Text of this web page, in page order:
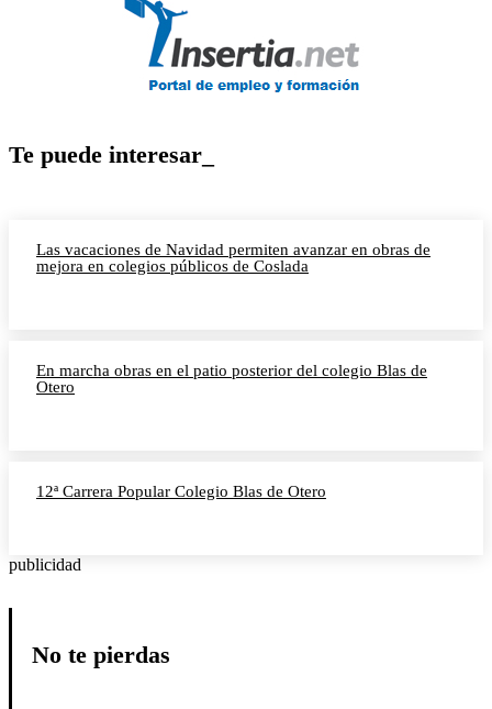
Te puede interesar_
Las vacaciones de Navidad permiten avanzar en obras de
mejora en colegios públicos de Coslada
En marcha obras en el patio posterior del colegio Blas de
Otero
12ª Carrera Popular Colegio Blas de Otero
publicidad
No te pierdas